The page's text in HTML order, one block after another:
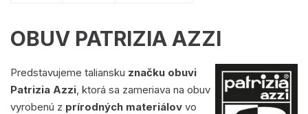
OBUV PATRIZIA AZZI
Predstavujeme taliansku značku obuvi
Patrizia Azzi, ktorá sa zameriava na obuv
vyrobenú z prírodných materiálov vo